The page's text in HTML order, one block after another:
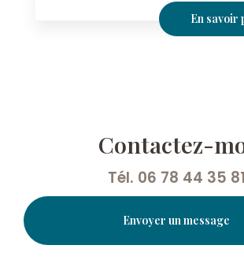
En savoir
Contactez-
Tél. 06 78 44 35 81
Envoyer un message